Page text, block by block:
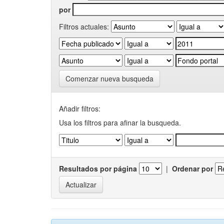
por
Filtros actuales:
Comenzar nueva busqueda
Añadir filtros:
Usa los filtros para afinar la busqueda.
Resultados por página | Ordenar por